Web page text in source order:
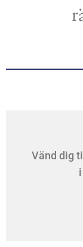
Vänd dig